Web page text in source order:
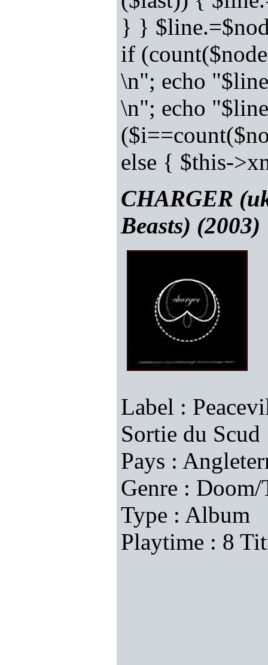
} }
if
\n"; echo
\n"; echo
else { $this-
CHARGER
Beasts) (2003)
Label :
Sortie du
Pays :
Genre :
Type : Album
Playtime : 8